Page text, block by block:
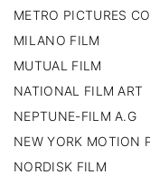
METRO PICTURES
MILANO FILM
MUTUAL FILM
NATIONAL FILM ART
NEPTUNE-FILM A.G
NEW YORK MOTION
NORDISK FILM